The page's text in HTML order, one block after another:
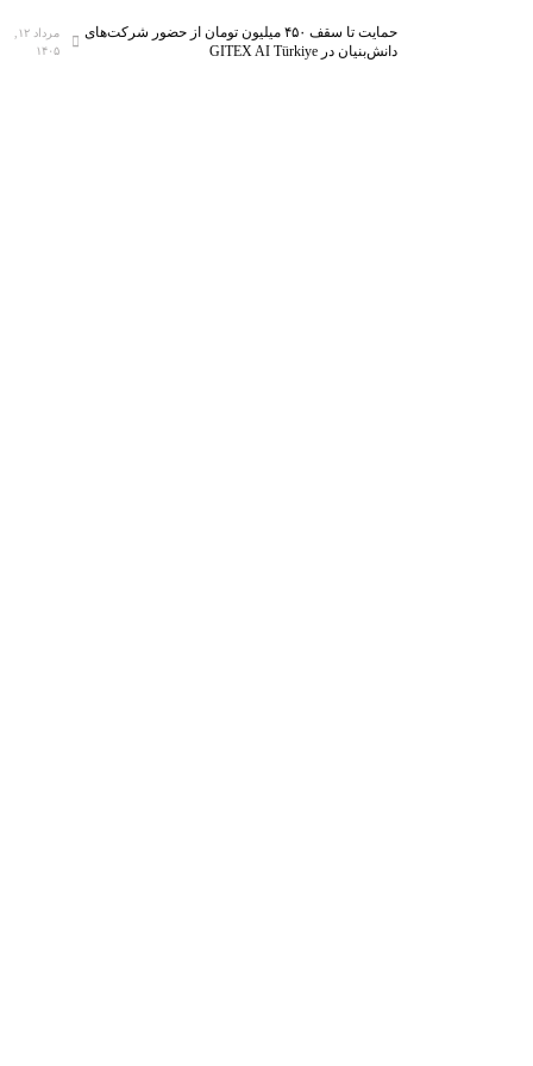
حمایت تا سقف ۴۵۰ میلیون تومان از حضور شرکت‌های
دانش‌بنیان در GITEX AI Türkiye
مرداد ۱۲,
۱۴۰۵